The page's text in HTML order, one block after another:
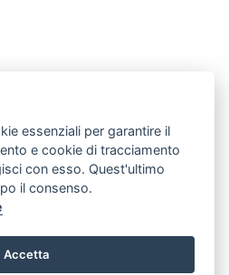
essenziali per garantire il
e cookie di tracciamento
con esso. Quest'ultimo
il consenso.
Accetta